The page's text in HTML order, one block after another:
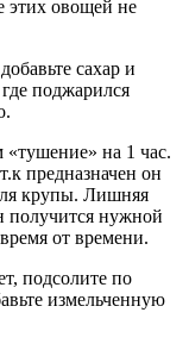
этих овощей не
сахар и
поджарился
на 1 час.
предназначен он
крупы. Лишняя
получится нужной
от времени.
подсолите по
измельченную